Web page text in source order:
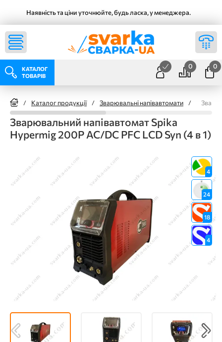
Наявність та ціни уточнюйте, будь ласка, у менеджера.
КАТАЛОГ
ТОВАРІВ
0 0
/ Каталог продукції / Зварювальні напівавтомати /
Зварювальний напівавтомат Spika
Hypermig 200P AC/DC PFC LCD Syn (4 в 1)
4
24
18
4